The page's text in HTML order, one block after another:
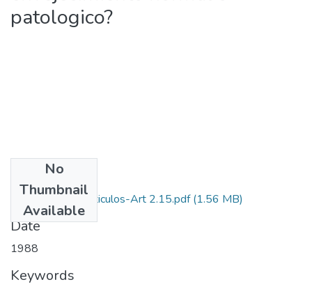
patologico?
No
Thumbnail
Available
1988-V6-N2-Articulos-Art 2.15.pdf(1.56 MB)
Date
1988
Keywords